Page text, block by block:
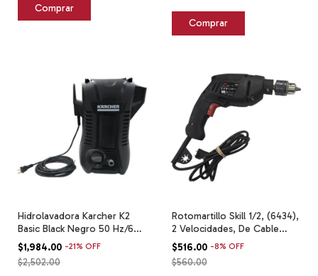
Hidrolavadora Karcher K2
Basic Black Negro 50 Hz/60
Hz
$1,984.00 -21% OFF
$2,502.00
Rotomartillo Skill 1/2, (6434),
2 Velocidades, De Cable
Negro 50/60 Hz
$516.00 -8% OFF
$560.00